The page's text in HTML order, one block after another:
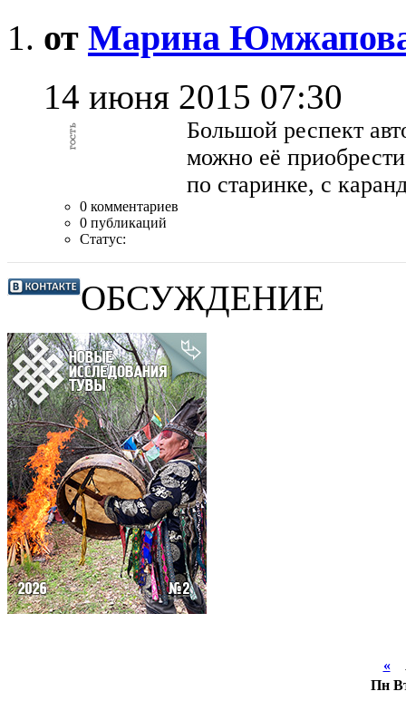
от Марина
14 июня 2015 07:30
Большой респект
можно её
по старинке, с
0 комментариев
0 публикаций
Статус:
ОБСУЖДЕНИЕ
«
Пн